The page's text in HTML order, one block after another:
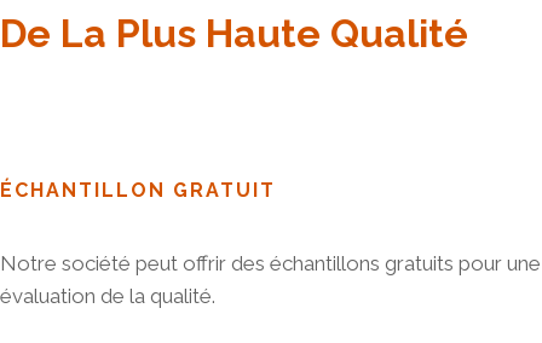
De La Plus Haute Qualité
ÉCHANTILLON GRATUIT
Notre société peut offrir des échantillons gratuits pour une
évaluation de la qualité.